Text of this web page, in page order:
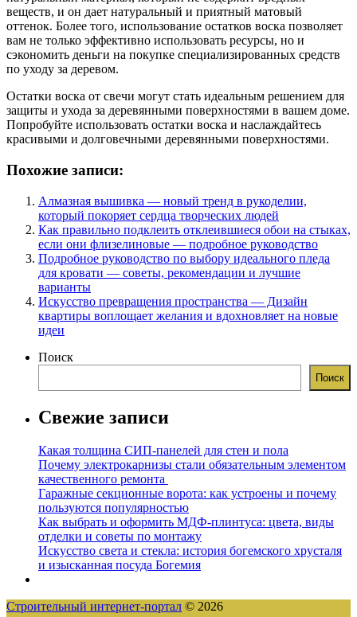
веществ, и он дает натуральный и приятный матовый
оттенок. Более того, использование остатков воска позволяет
вам не только эффективно использовать ресурсы, но и
сэкономить деньги на покупке специализированных средств
по уходу за деревом.
Остатки воска от свечи могут стать идеальным решением для
защиты и ухода за деревянными поверхностями в вашем доме.
Попробуйте использовать остатки воска и наслаждайтесь
красивыми и долговечными деревянными поверхностями.
Похожие записи:
Алмазная вышивка — новый тренд в рукоделии,
который покоряет сердца творческих людей
Как правильно подклеить отклеившиеся обои на стыках,
если они флизелиновые — подробное руководство
Подробное руководство по выбору идеального пледа
для кровати — советы, рекомендации и лучшие
варианты
Искусство превращения пространства — Дизайн
квартиры воплощает желания и вдохновляет на новые
идеи
Поиск
Поиск
Свежие записи
Какая толщина СИП-панелей для стен и пола
Почему электрокарнизы стали обязательным элементом
качественного ремонта
Гаражные секционные ворота: как устроены и почему
пользуются популярностью
Как выбрать и оформить МДФ-плинтуса: цвета, виды
отделки и советы по монтажу
Искусство света и стекла: история богемского хрусталя
и изысканная посуда Богемия
Строительный интернет-портал © 2026